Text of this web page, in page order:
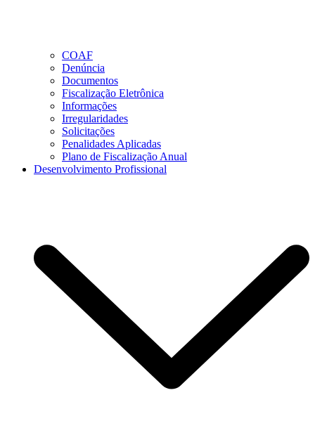
COAF
Denúncia
Documentos
Fiscalização Eletrônica
Informações
Irregularidades
Solicitações
Penalidades Aplicadas
Plano de Fiscalização Anual
Desenvolvimento Profissional